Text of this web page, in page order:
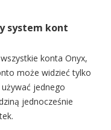
system kont
konta Onyx,
może widzieć tylko
jednego
jednocześnie